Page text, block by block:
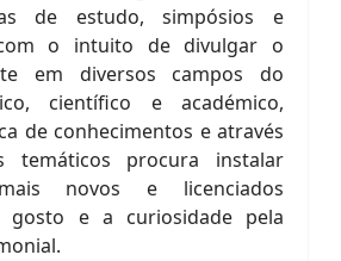
de estudo, simpósios e
o intuito de divulgar o
em diversos campos do
científico e académico,
de conhecimentos e através
temáticos procura instalar
novos e licenciados
gosto e a curiosidade pela